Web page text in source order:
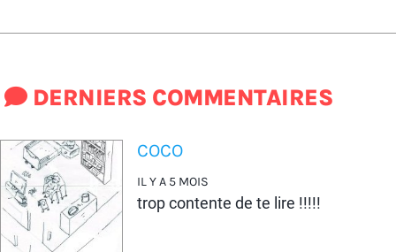
DERNIERS COMMENTAIRES
COCO
IL Y A 5 MOIS
trop contente de te lire !!!!!